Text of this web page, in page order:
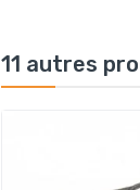
11 autres